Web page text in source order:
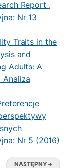
Report ,
Nr 13
Traits in the
and
Adults: A
Analiza
,
Nr 5 (2016)
NASTĘPNY→